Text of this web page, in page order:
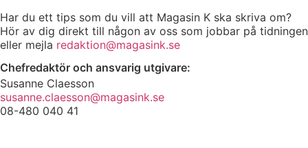
Har du ett tips som du vill att Magasin K ska skriva om?
Hör av dig direkt till någon av oss som jobbar på tidningen
eller mejla redaktion@magasink.se
Chefredaktör och ansvarig utgivare:
Susanne Claesson
susanne.claesson@magasink.se
08-480 040 41